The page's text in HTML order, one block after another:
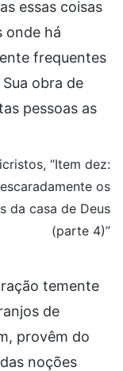
essas coisas
onde há
frequentes
obra de
pessoas as
“Item dez:
os
da casa de Deus
(parte 4)”
temente
de
provêm do
noções